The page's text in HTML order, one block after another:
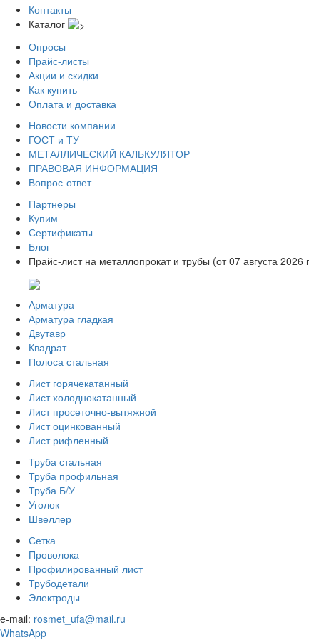
Контакты
Каталог
Опросы
Прайс-листы
Акции и скидки
Как купить
Оплата и доставка
Новости компании
ГОСТ и ТУ
МЕТАЛЛИЧЕСКИЙ КАЛЬКУЛЯТОР
ПРАВОВАЯ ИНФОРМАЦИЯ
Вопрос-ответ
Партнеры
Купим
Сертификаты
Блог
Прайс-лист на металлопрокат и трубы (от 07 августа 2026
Арматура
Арматура гладкая
Двутавр
Квадрат
Полоса стальная
Лист горячекатанный
Лист холоднокатанный
Лист просеточно-вытяжной
Лист оцинкованный
Лист рифленный
Труба стальная
Труба профильная
Труба Б/У
Уголок
Швеллер
Сетка
Проволока
Профилированный лист
Трубодетали
Электроды
e-mail: rosmet_ufa@mail.ru
WhatsApp